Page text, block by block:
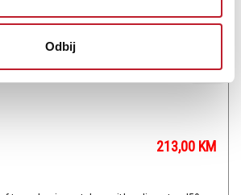
Odbij
213,00 KM